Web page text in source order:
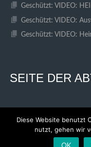
Geschützt: VIDEO:
Geschützt: VIDEO:
Geschützt: VIDEO:
SEITE DER
© 2026 SC WESTFALIA
ENTWORFEN VON THEMEBOY
Diese Website benutzt
nutzt, gehen wir